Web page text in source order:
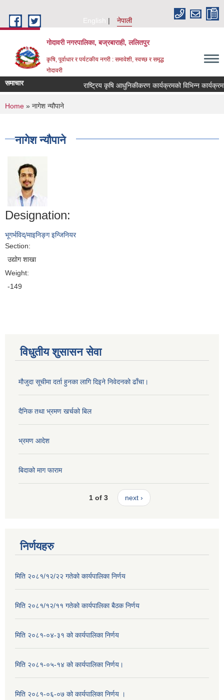
English
नेपाली
गोदावरी नगरपालिका, बज्रबाराही, ललितपुर
कृषि, पूर्वाधार र पर्यटकीय नगरी : समावेशी, स्वच्छ र समृद्ध
गोदावरी
समाचार
You are here
Home » नागेश न्यौपाने
नागेश न्यौपाने
Designation:
भूगर्भविद्/माइनिङ्ग इन्जिनियर
Section:
उद्योग शाखा
Weight:
-149
विधुतीय शुसासन सेवा
मौजुदा सूचीमा दर्ता हुनका लागि दिइने निवेदनको ढाँचा।
दैनिक तथा भ्रमण खर्चको बिल
भ्रमण आदेश
बिदाको माग फाराम
1 of 3 next ›
निर्णयहरु
मिति २०८१/१२/२२ गतेको कार्यपालिका निर्णय
मिति २०८१/१२/११ गतेको कार्यपालिका बैठक निर्णय
मिति २०८१-०४-३१ को कार्यपालिका निर्णय
मिति २०८१-०५-१४ को कार्यपालिका निर्णय।
मिति २०८१-०६-०७ को कार्यपालिका निर्णय ।